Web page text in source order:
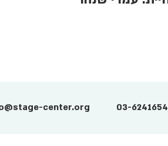
center.org 03-6241654